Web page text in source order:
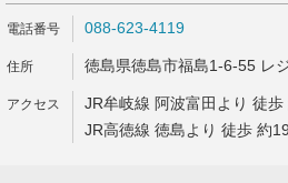
088-623-4119
徳島県徳島市福島1-6-55 レ
JR牟岐線 阿波富田より 徒歩
JR高徳線 徳島より 徒歩 約